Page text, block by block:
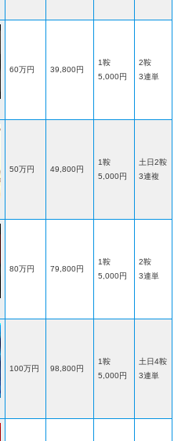
60万円 39,800円
1鞍
5,000円
2鞍
3連単
50万円 49,800円
1鞍
5,000円
土日2鞍
3連複
80万円 79,800円
1鞍
5,000円
2鞍
3連単
100万円 98,800円
1鞍
5,000円
土日4鞍
3連単